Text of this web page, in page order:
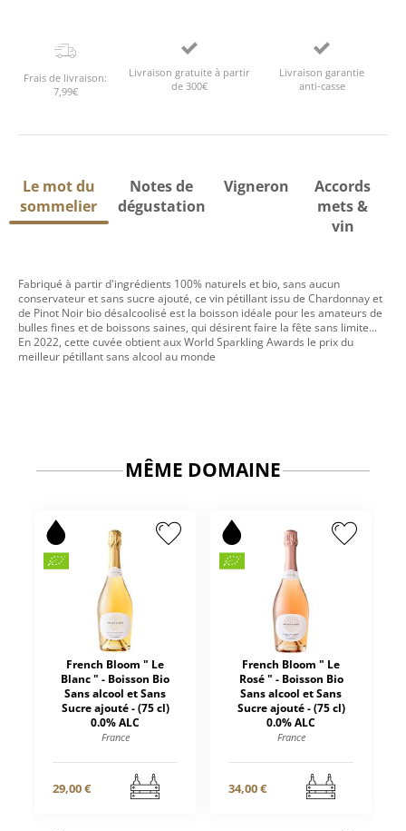
Frais de livraison:
7,99€
Livraison gratuite à partir
de 300€
Livraison garantie
anti-casse
Le mot du
sommelier
Notes de
dégustation
Vigneron
Accords
mets &
vin
Fabriqué à partir d'ingrédients 100% naturels et bio, sans aucun
conservateur et sans sucre ajouté, ce vin pétillant issu de Chardonnay et
de Pinot Noir bio désalcoolisé est la boisson idéale pour les amateurs de
bulles fines et de boissons saines, qui désirent faire la fête sans limite...
En 2022, cette cuvée obtient aux World Sparkling Awards le prix du
meilleur pétillant sans alcool au monde
MÊME DOMAINE
French Bloom " Le
Blanc " - Boisson Bio
Sans alcool et Sans
Sucre ajouté - (75 cl)
0.0% ALC
France
29,00 €
French Bloom " Le
Rosé " - Boisson Bio
Sans alcool et Sans
Sucre ajouté - (75 cl)
0.0% ALC
France
34,00 €